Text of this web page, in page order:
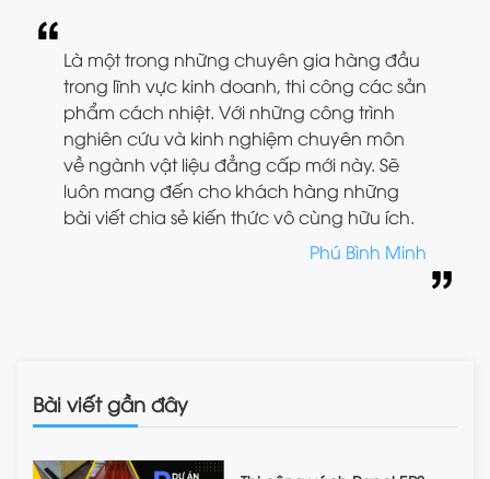
Là một trong những chuyên gia hàng đầu
trong lĩnh vực kinh doanh, thi công các sản
phẩm cách nhiệt. Với những công trình
nghiên cứu và kinh nghiệm chuyên môn
về ngành vật liệu đẳng cấp mới này. Sẽ
luôn mang đến cho khách hàng những
bài viết chia sẻ kiến thức vô cùng hữu ích.
Phú Bình Minh
Bài viết gần đây